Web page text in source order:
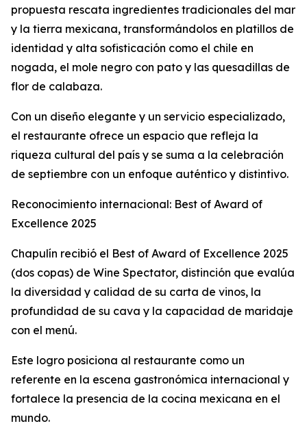
propuesta rescata ingredientes tradicionales del mar
y la tierra mexicana, transformándolos en platillos de
identidad y alta sofisticación como el chile en
nogada, el mole negro con pato y las quesadillas de
flor de calabaza.
Con un diseño elegante y un servicio especializado,
el restaurante ofrece un espacio que refleja la
riqueza cultural del país y se suma a la celebración
de septiembre con un enfoque auténtico y distintivo.
Reconocimiento internacional: Best of Award of
Excellence 2025
Chapulín recibió el Best of Award of Excellence 2025
(dos copas) de Wine Spectator, distinción que evalúa
la diversidad y calidad de su carta de vinos, la
profundidad de su cava y la capacidad de maridaje
con el menú.
Este logro posiciona al restaurante como un
referente en la escena gastronómica internacional y
fortalece la presencia de la cocina mexicana en el
mundo.